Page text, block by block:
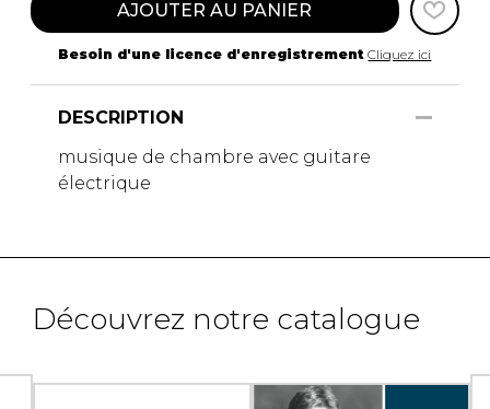
AJOUTER AU PANIER
Besoin d'une licence d'enregistrement Cliquez ici
DESCRIPTION
musique de chambre avec guitare
électrique
Découvrez notre catalogue